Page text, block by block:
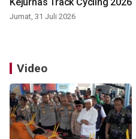
Jumat, 31 Juli 2026
Video